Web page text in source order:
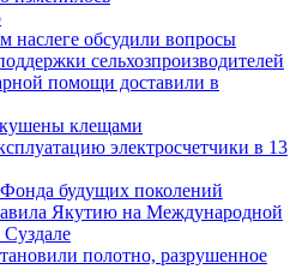
наслеге обсудили вопросы
сельхозпроизводителей
помощи доставили в
клещами
электросчетчики в 13
будущих поколений
Якутию на Международной
полотно, разрушенное